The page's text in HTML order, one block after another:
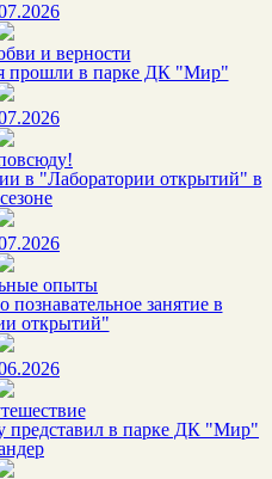
и верности
прошли в парке ДК "Мир"
в "Лаборатории открытий" в
опыты
занятие в
открытий"
представил в парке ДК "Мир"